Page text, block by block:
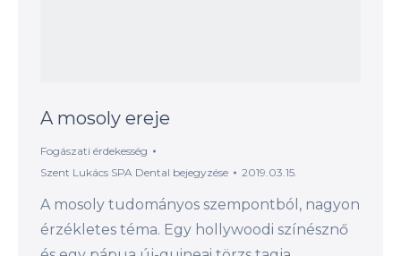
A mosoly ereje
Fogászati érdekesség
Szent Lukács SPA Dental bejegyzése 2019.03.15.
A mosoly tudományos szempontból, nagyon
érzékletes téma. Egy hollywoodi színésznő